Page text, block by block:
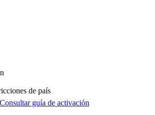
de país
Consultar guía de activación